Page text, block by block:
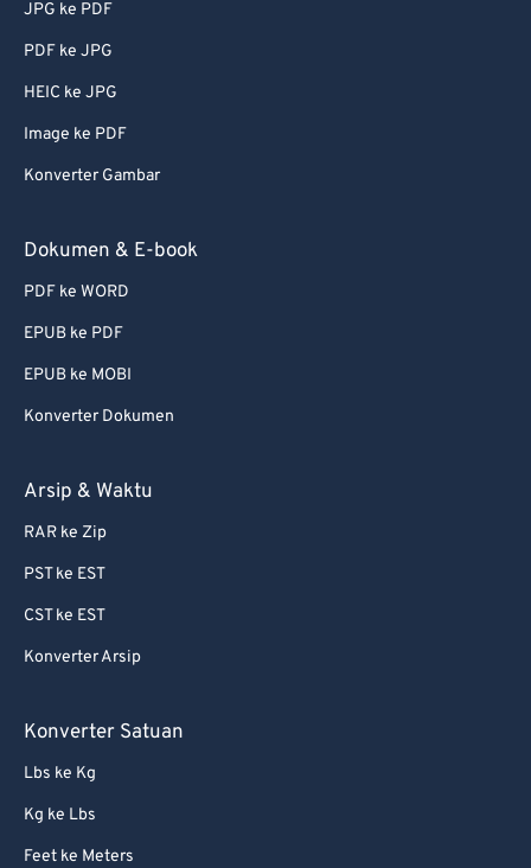
JPG ke PDF
PDF ke JPG
HEIC ke JPG
Image ke PDF
Konverter Gambar
Dokumen & E-book
PDF ke WORD
EPUB ke PDF
EPUB ke MOBI
Konverter Dokumen
Arsip & Waktu
RAR ke Zip
PST ke EST
CST ke EST
Konverter Arsip
Konverter Satuan
Lbs ke Kg
Kg ke Lbs
Feet ke Meters